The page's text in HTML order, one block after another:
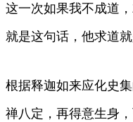
这一次如果我不成道
就是这句话，他求道就
根据释迦如来应化史
禅八定，再得意生身